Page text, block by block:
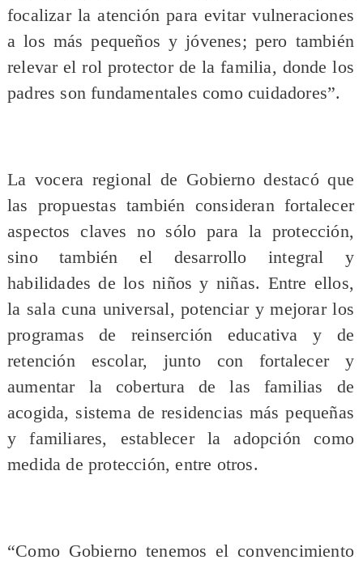
focalizar la atención para evitar vulneraciones
a los más pequeños y jóvenes; pero también
relevar el rol protector de la familia, donde los
padres son fundamentales como cuidadores”.
La vocera regional de Gobierno destacó que
las propuestas también consideran fortalecer
aspectos claves no sólo para la protección,
sino también el desarrollo integral y
habilidades de los niños y niñas. Entre ellos,
la sala cuna universal, potenciar y mejorar los
programas de reinserción educativa y de
retención escolar, junto con fortalecer y
aumentar la cobertura de las familias de
acogida, sistema de residencias más pequeñas
y familiares, establecer la adopción como
medida de protección, entre otros.
“Como Gobierno tenemos el convencimiento